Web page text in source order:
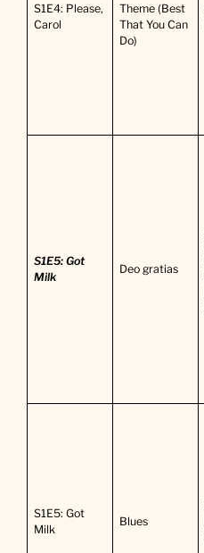
S1E4: Please,
Carol
Theme (Best
That You Can
Do)
S1E5: Got
Milk
Deo gratias
S1E5: Got
Milk
Blues